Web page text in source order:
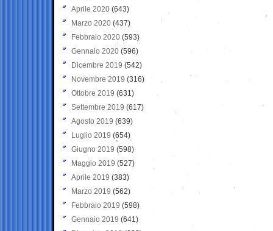
Aprile 2020 (643)
Marzo 2020 (437)
Febbraio 2020 (593)
Gennaio 2020 (596)
Dicembre 2019 (542)
Novembre 2019 (316)
Ottobre 2019 (631)
Settembre 2019 (617)
Agosto 2019 (639)
Luglio 2019 (654)
Giugno 2019 (598)
Maggio 2019 (527)
Aprile 2019 (383)
Marzo 2019 (562)
Febbraio 2019 (598)
Gennaio 2019 (641)